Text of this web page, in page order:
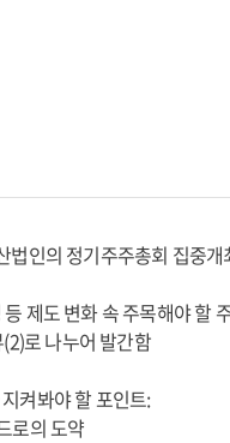
인의 정기주주총회 집중
제도 변화 속 주목해야 할
로 나누어 발간함
켜봐야 할 포인트:
로의 도약